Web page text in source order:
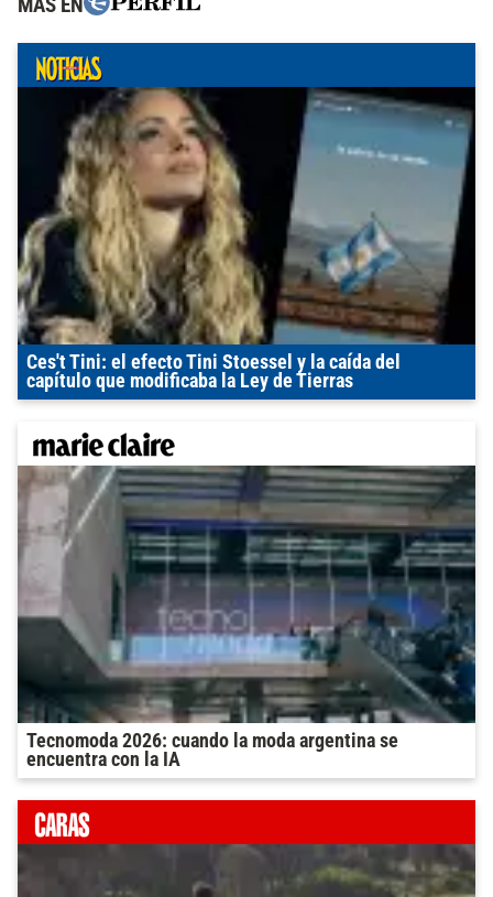
Ces't Tini: el efecto Tini Stoessel y la caída del
capítulo que modificaba la Ley de Tierras
Tecnomoda 2026: cuando la moda argentina se
encuentra con la IA